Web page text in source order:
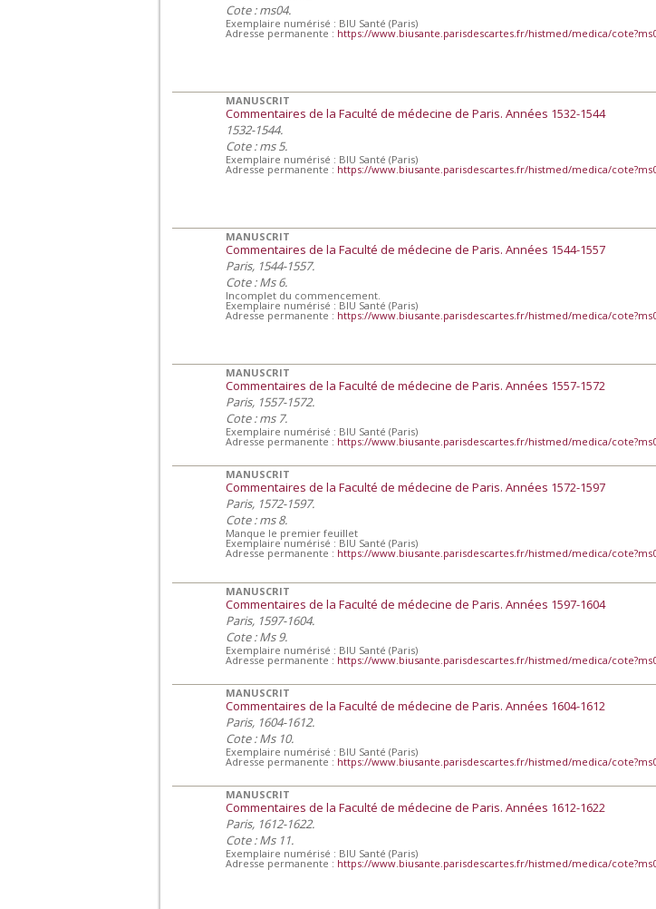
Cote : ms04.
Exemplaire numérisé : BIU Santé (Paris)
Adresse permanente : https://www.biusante.parisdescartes.fr/histmed/medica/
MANUSCRIT
Commentaires de la Faculté de médecine de Paris. Années 1532-1544
1532-1544.
Cote : ms 5.
Exemplaire numérisé : BIU Santé (Paris)
Adresse permanente : https://www.biusante.parisdescartes.fr/histmed/medica/
MANUSCRIT
Commentaires de la Faculté de médecine de Paris. Années 1544-1557
Paris, 1544-1557.
Cote : Ms 6.
Incomplet du commencement.
Exemplaire numérisé : BIU Santé (Paris)
Adresse permanente : https://www.biusante.parisdescartes.fr/histmed/medica/
MANUSCRIT
Commentaires de la Faculté de médecine de Paris. Années 1557-1572
Paris, 1557-1572.
Cote : ms 7.
Exemplaire numérisé : BIU Santé (Paris)
Adresse permanente : https://www.biusante.parisdescartes.fr/histmed/medica/
MANUSCRIT
Commentaires de la Faculté de médecine de Paris. Années 1572-1597
Paris, 1572-1597.
Cote : ms 8.
Manque le premier feuillet
Exemplaire numérisé : BIU Santé (Paris)
Adresse permanente : https://www.biusante.parisdescartes.fr/histmed/medica/
MANUSCRIT
Commentaires de la Faculté de médecine de Paris. Années 1597-1604
Paris, 1597-1604.
Cote : Ms 9.
Exemplaire numérisé : BIU Santé (Paris)
Adresse permanente : https://www.biusante.parisdescartes.fr/histmed/medica/
MANUSCRIT
Commentaires de la Faculté de médecine de Paris. Années 1604-1612
Paris, 1604-1612.
Cote : Ms 10.
Exemplaire numérisé : BIU Santé (Paris)
Adresse permanente : https://www.biusante.parisdescartes.fr/histmed/medica/
MANUSCRIT
Commentaires de la Faculté de médecine de Paris. Années 1612-1622
Paris, 1612-1622.
Cote : Ms 11.
Exemplaire numérisé : BIU Santé (Paris)
Adresse permanente : https://www.biusante.parisdescartes.fr/histmed/medica/